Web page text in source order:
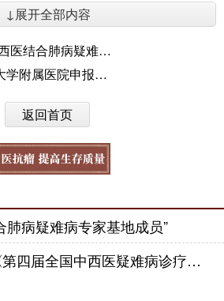
↓展开全部内容
肺病疑难病专家基地成员”
申报的3项地方标准成功立项
返回首页
肺病疑难病专家基地成员”
邱宁专家受邀参加《第四届全国中西医疑难病诊疗学术报告会》